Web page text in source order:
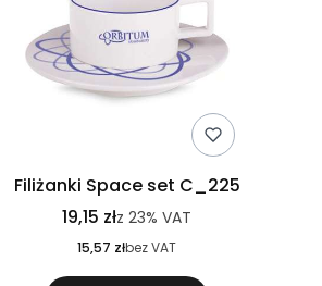
Filiżanki Space set C_225
19,15 złz23% VAT
15,57 złbez VAT